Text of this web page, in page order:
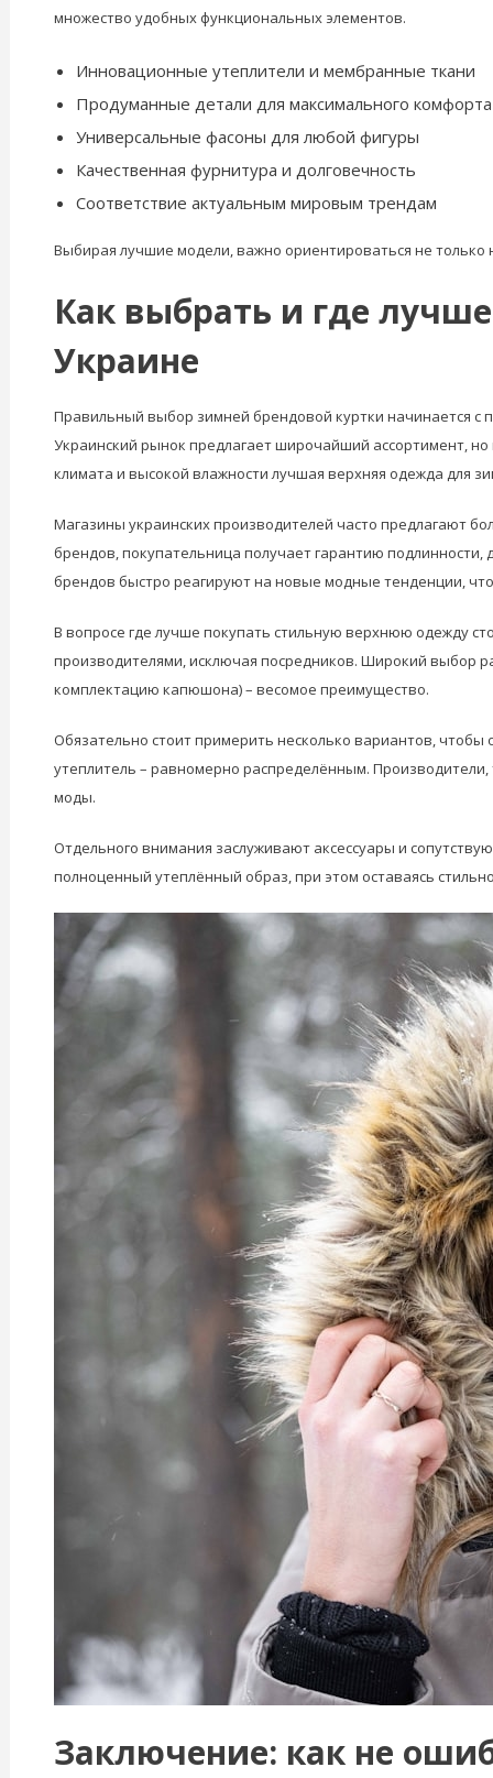
множество удобных функциональных элементов.
Инновационные утеплители и мембранные ткани
Продуманные детали для максимального комфорта
Универсальные фасоны для любой фигуры
Качественная фурнитура и долговечность
Соответствие актуальным мировым трендам
Выбирая лучшие модели, важно ориентироваться не только
Как выбрать и где
Украине
Правильный выбор зимней брендовой куртки начинается с
Украинский рынок предлагает широчайший ассортимент,
климата и высокой влажности лучшая верхняя одежда для
Магазины украинских производителей часто предлагают
брендов, покупательница получает гарантию
брендов быстро реагируют на новые модные тенденции,
В вопросе где лучше покупать стильную верхнюю одежду
производителями, исключая посредников. Широкий выбор
комплектацию капюшона) – весомое преимущество.
Обязательно стоит примерить несколько вариантов,
утеплитель – равномерно распределённым.
моды.
Отдельного внимания заслуживают аксессуары и
полноценный утеплённый образ, при этом оставаясь
Заключение: как не